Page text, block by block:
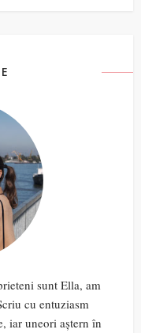
sunt Ella, am
cu entuziasm
iar uneori aștern în